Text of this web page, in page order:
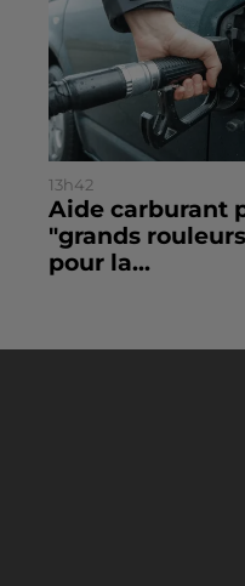
13h42
Aide carburant
"grands
pour la...